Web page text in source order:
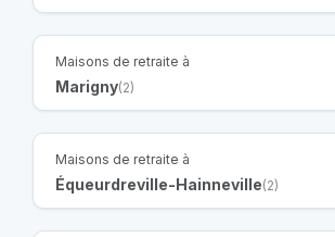
Maisons de retraite à
Marigny(2)
Maisons de retraite à
Équeurdreville-Hainneville(2)